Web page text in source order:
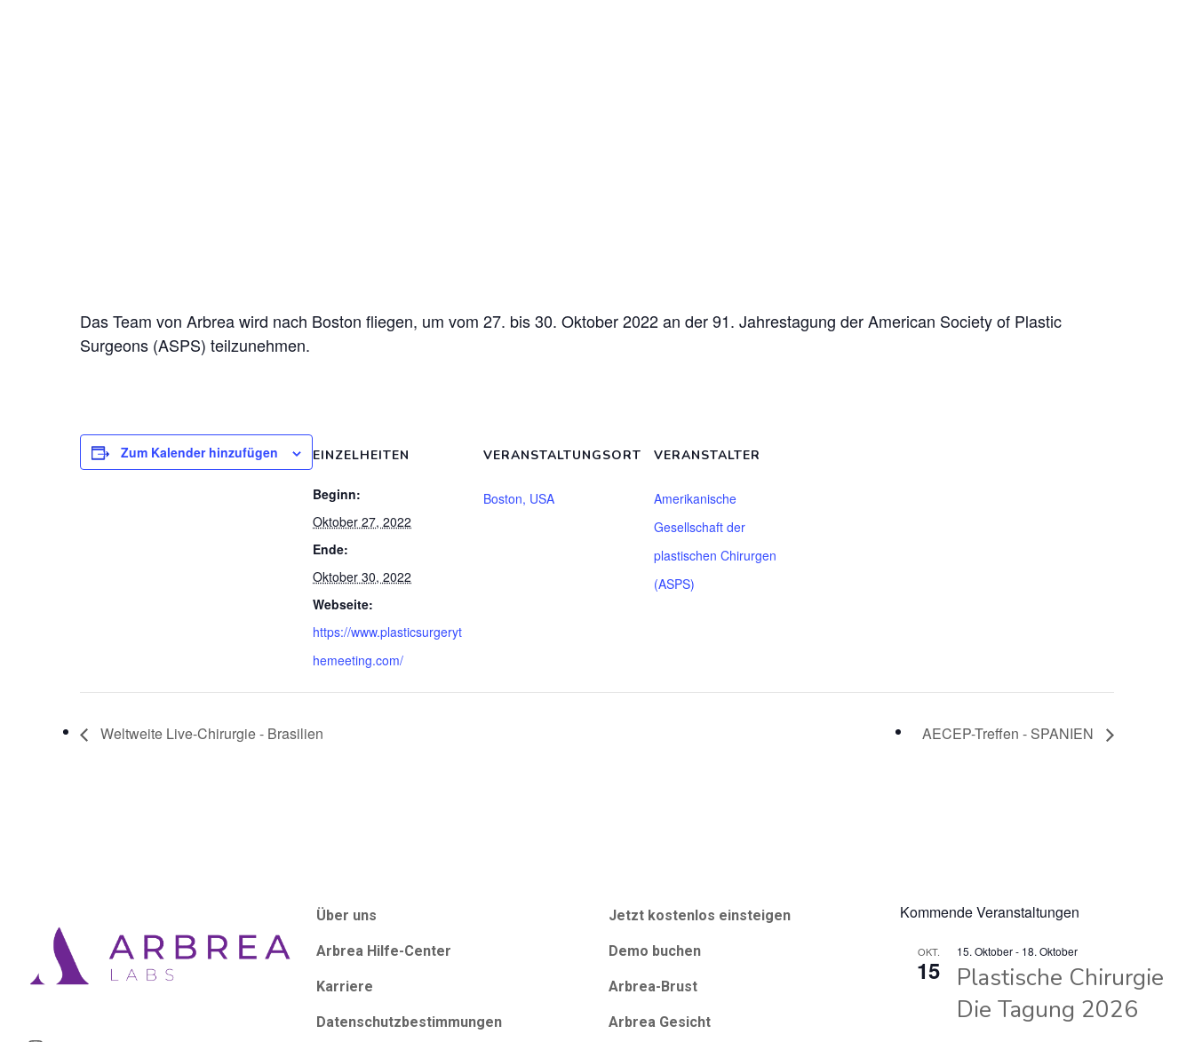
Das Team von Arbrea wird nach Boston fliegen, um vom 27. bis 30. Oktober 2022 an der 91. Jahrestagung der American Society of Plastic
Surgeons (ASPS) teilzunehmen.
Zum Kalender hinzufügen EINZELHEITEN
Beginn:
Oktober 27, 2022
Ende:
Oktober 30, 2022
Webseite:
https://www.plasticsurgeryt
hemeeting.com/
VERANSTALTUNGSORT
Boston, USA
VERANSTALTER
Amerikanische
Gesellschaft der
plastischen Chirurgen
(ASPS)
Weltweite Live-Chirurgie - Brasilien AECEP-Treffen - SPANIEN
Über uns
Arbrea Hilfe-Center
Karriere
Datenschutzbestimmungen
Jetzt kostenlos einsteigen
Demo buchen
Arbrea-Brust
Arbrea Gesicht
Kommende Veranstaltungen
OKT.
15
15. Oktober- 18. Oktober
Plastische Chirurgie
Die Tagung 2026